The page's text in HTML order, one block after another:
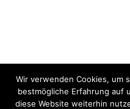
Wir verwenden Cookies, um
bestmögliche Erfahrung auf
diese Website weiterhin